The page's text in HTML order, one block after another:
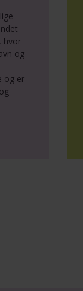
hvor
og
og er